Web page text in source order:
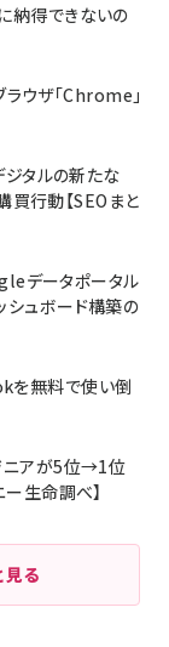
納得できないの
ウザ「Chrome」
ジタルの新たな
買行動【SEOまと
データポータル
ュボード構築の
を無料で使い倒
ニアが5位→1位
生命調べ】
見る